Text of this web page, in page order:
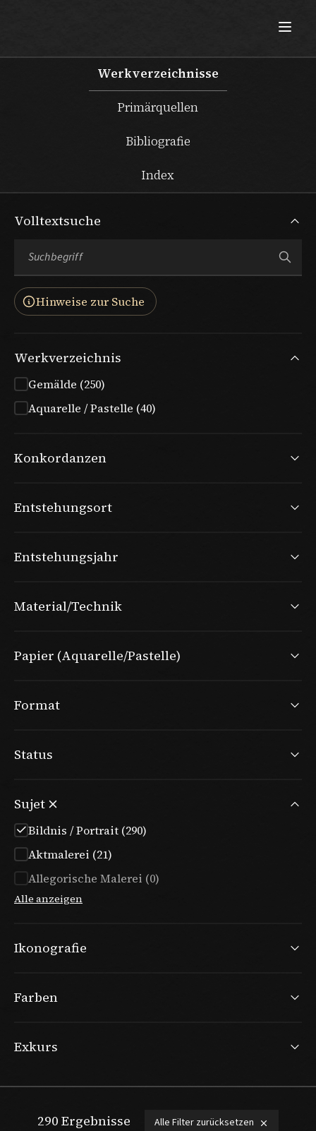
Werkverzeichnisse
Primärquellen
Bibliografie
Index
Volltextsuche
Hinweise zur Suche
Werkverzeichnis
Gemälde (250)
Aquarelle / Pastelle (40)
Konkordanzen
Entstehungsort
Entstehungsjahr
Material/Technik
Papier (Aquarelle/Pastelle)
Format
Status
Sujet
Bildnis / Portrait (290)
Aktmalerei (21)
Allegorische Malerei (0)
Alle anzeigen
Ikonografie
Farben
Exkurs
290 Ergebnisse Alle Filter zurücksetzen